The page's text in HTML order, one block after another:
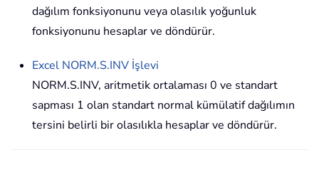
dağılım fonksiyonunu veya olasılık yoğunluk
fonksiyonunu hesaplar ve döndürür.
Excel NORM.S.INV İşlevi
NORM.S.INV, aritmetik ortalaması 0 ve standart
sapması 1 olan standart normal kümülatif dağılımın
tersini belirli bir olasılıkla hesaplar ve döndürür.